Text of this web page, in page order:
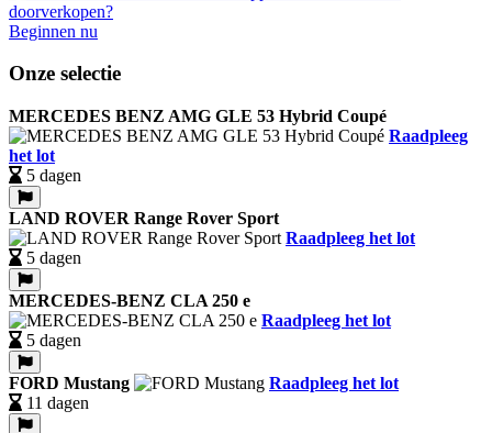
Beginnen nu
Onze selectie
MERCEDES BENZ AMG GLE 53 Hybrid Coupé
Raadpleeg
het lot
5 dagen
LAND ROVER Range Rover Sport
Raadpleeg het lot
5 dagen
MERCEDES-BENZ CLA 250 e
Raadpleeg het lot
5 dagen
FORD Mustang
Raadpleeg het lot
11 dagen